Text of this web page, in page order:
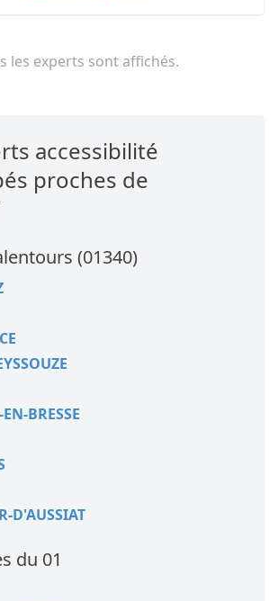
les experts sont affichés.
accessibilité
proches de
(01340)
BRESSE
D'AUSSIAT
du 01